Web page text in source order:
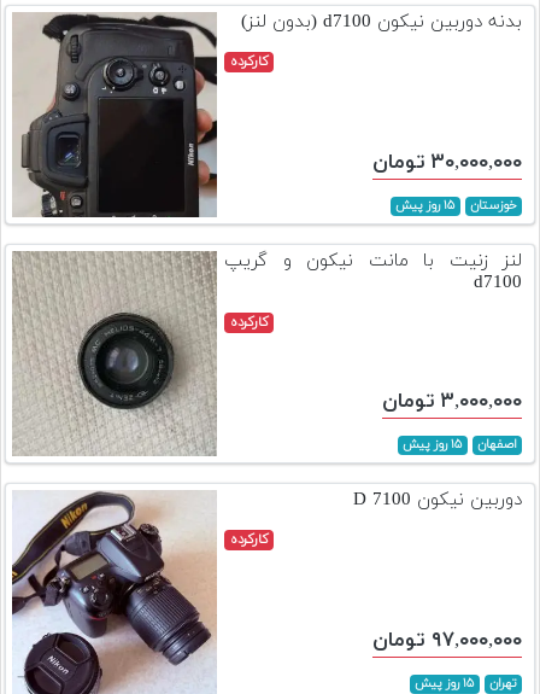
قیمت
دوربین
بدنه دوربین نیکون d7100 (بدون لنز)
کارکرده
۳۰,۰۰۰,۰۰۰ تومان
خوزستان ۱۵ روز پیش
لنز زنیت با مانت نیکون و گریپ
d7100
کارکرده
۳,۰۰۰,۰۰۰ تومان
اصفهان ۱۵ روز پیش
دوربین نیکون D 7100
کارکرده
۹۷,۰۰۰,۰۰۰ تومان
تهران ۱۵ روز پیش